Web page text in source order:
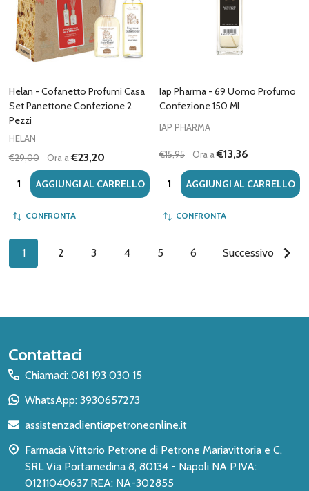
Helan - Cofanetto Profumi Casa
Set Panettone Confezione 2
Pezzi
HELAN
€29,00
Ora a€23,20
Quantità:AGGIUNGI AL CARRELLO
CONFRONTA
Iap Pharma - 69 Uomo Profumo
Confezione 150 Ml
IAP PHARMA
€15,95 Ora a€13,36
Quantità:AGGIUNGI AL CARRELLO
CONFRONTA
1 2 3 4 5 6 Successivo
Inizio
del
piè
pagina
Contattaci
Chiamaci: 081 193 030 15
WhatsApp: 3930657273
assistenzaclienti@petroneonline.it
Farmacia Vittorio Petrone di Petrone Mariavittoria e C.
SRL Via Portamedina 8, 80134 - Napoli NA P.IVA:
01211040637 REA: NA-302855